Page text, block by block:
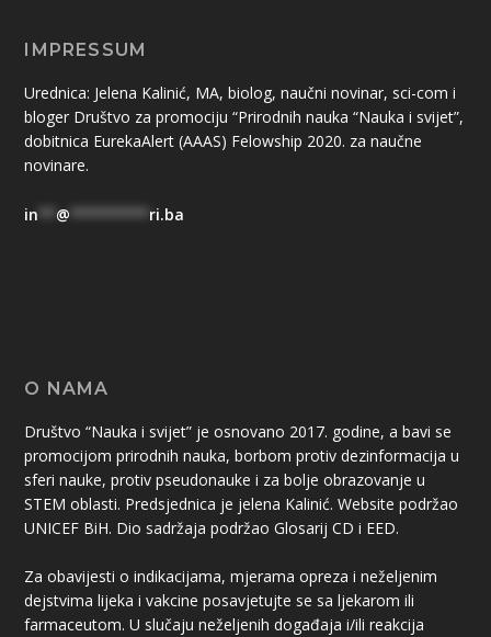
IMPRESSUM
Urednica: Jelena Kalinić, MA, biolog, naučni novinar, sci-com i
bloger Društvo za promociju “Prirodnih nauka “Nauka i svijet”,
dobitnica EurekaAlert (AAAS) Felowship 2020. za naučne
novinare.
in @ ri.ba
O NAMA
Društvo “Nauka i svijet” je osnovano 2017. godine, a bavi se
promocijom prirodnih nauka, borbom protiv dezinformacija u
sferi nauke, protiv pseudonauke i za bolje obrazovanje u
STEM oblasti. Predsjednica je jelena Kalinić. Website podržao
UNICEF BiH. Dio sadržaja podržao Glosarij CD i EED.
Za obavijesti o indikacijama, mjerama opreza i neželjenim
dejstvima lijeka i vakcine posavjetujte se sa ljekarom ili
farmaceutom. U slučaju neželjenih događaja i/ili reakcija